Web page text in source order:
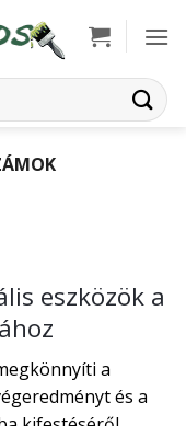
eszközök a
a
és a